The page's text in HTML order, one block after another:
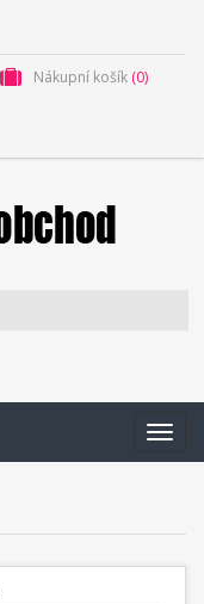
Nákupní košík (0)